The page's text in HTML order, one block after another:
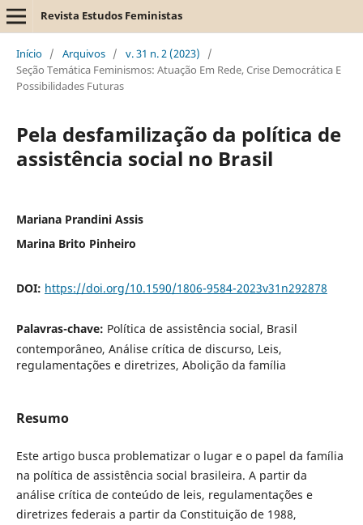
Revista Estudos Feministas
Início / Arquivos / v. 31 n. 2 (2023)
/
Seção Temática Feminismos: Atuação Em Rede, Crise Democrática E
Possibilidades Futuras
Pela desfamilização da política de
assistência social no Brasil
Mariana Prandini Assis
Marina Brito Pinheiro
DOI: https://doi.org/10.1590/1806-9584-2023v31n292878
Palavras-chave: Política de assistência social, Brasil
contemporâneo, Análise crítica de discurso, Leis,
regulamentações e diretrizes, Abolição da família
Resumo
Este artigo busca problematizar o lugar e o papel da família
na política de assistência social brasileira. A partir da
análise crítica de conteúdo de leis, regulamentações e
diretrizes federais a partir da Constituição de 1988,